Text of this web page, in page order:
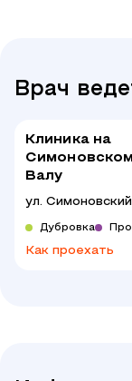
Врач
Клиника на
Валу
ул.
Дубровка
Как проехать